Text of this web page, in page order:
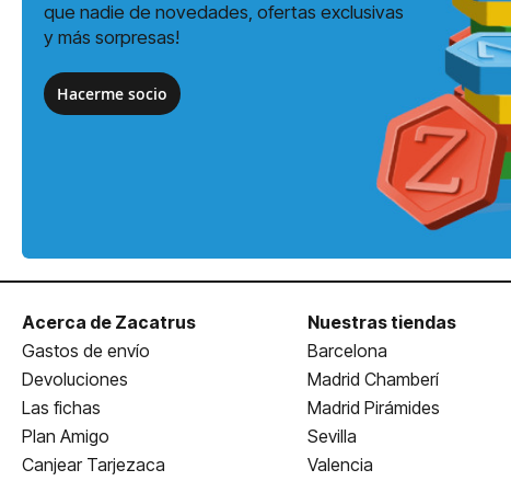
que nadie de novedades, ofertas exclusivas
y más sorpresas!
Hacerme socio
Acerca de Zacatrus
Gastos de envío
Devoluciones
Las fichas
Plan Amigo
Canjear Tarjezaca
Nuestras tiendas
Barcelona
Madrid Chamberí
Madrid Pirámides
Sevilla
Valencia